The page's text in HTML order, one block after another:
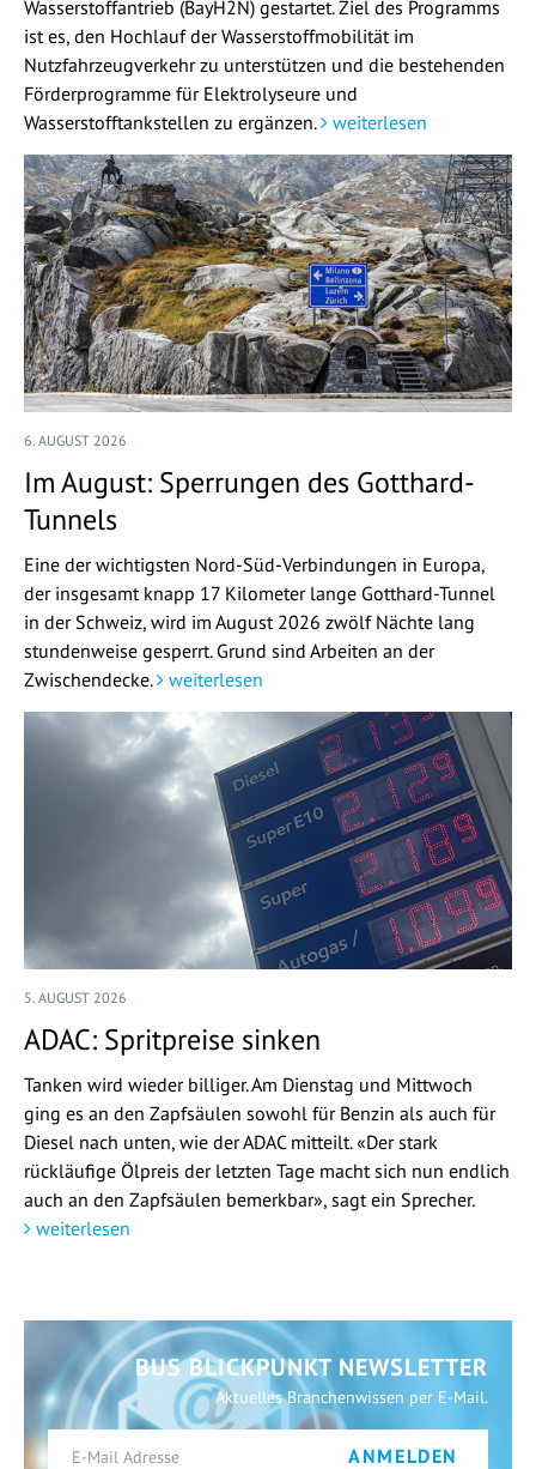
Wasserstoffantrieb (BayH2N) gestartet. Ziel des Programms
ist es, den Hochlauf der Wasserstoffmobilität im
Nutzfahrzeugverkehr zu unterstützen und die bestehenden
Förderprogramme für Elektrolyseure und
Wasserstofftankstellen zu ergänzen.
weiterlesen
6. AUGUST 2026
Im August: Sperrungen des Gotthard-
Tunnels
Eine der wichtigsten Nord-Süd-Verbindungen in Europa,
der insgesamt knapp 17 Kilometer lange Gotthard-Tunnel
in der Schweiz, wird im August 2026 zwölf Nächte lang
stundenweise gesperrt. Grund sind Arbeiten an der
Zwischendecke.
weiterlesen
5. AUGUST 2026
ADAC: Spritpreise sinken
Tanken wird wieder billiger. Am Dienstag und Mittwoch
ging es an den Zapfsäulen sowohl für Benzin als auch für
Diesel nach unten, wie der ADAC mitteilt. «Der stark
rückläufige Ölpreis der letzten Tage macht sich nun endlich
auch an den Zapfsäulen bemerkbar», sagt ein Sprecher.
weiterlesen
BUS BLICKPUNKT NEWSLETTER
Aktuelles Branchenwissen per E-Mail.
ANMELDEN